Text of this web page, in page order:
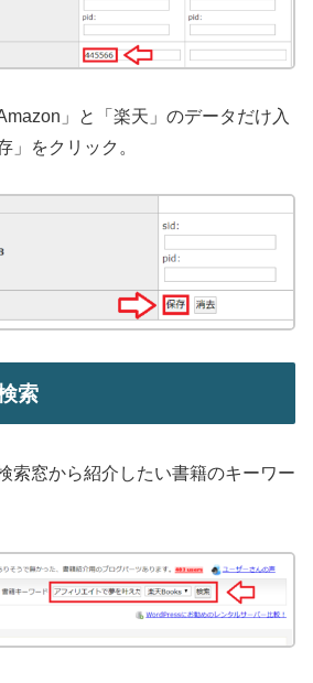
」と「楽天」のデータだけ入
」をクリック。
索
索窓から紹介したい書籍のキーワー